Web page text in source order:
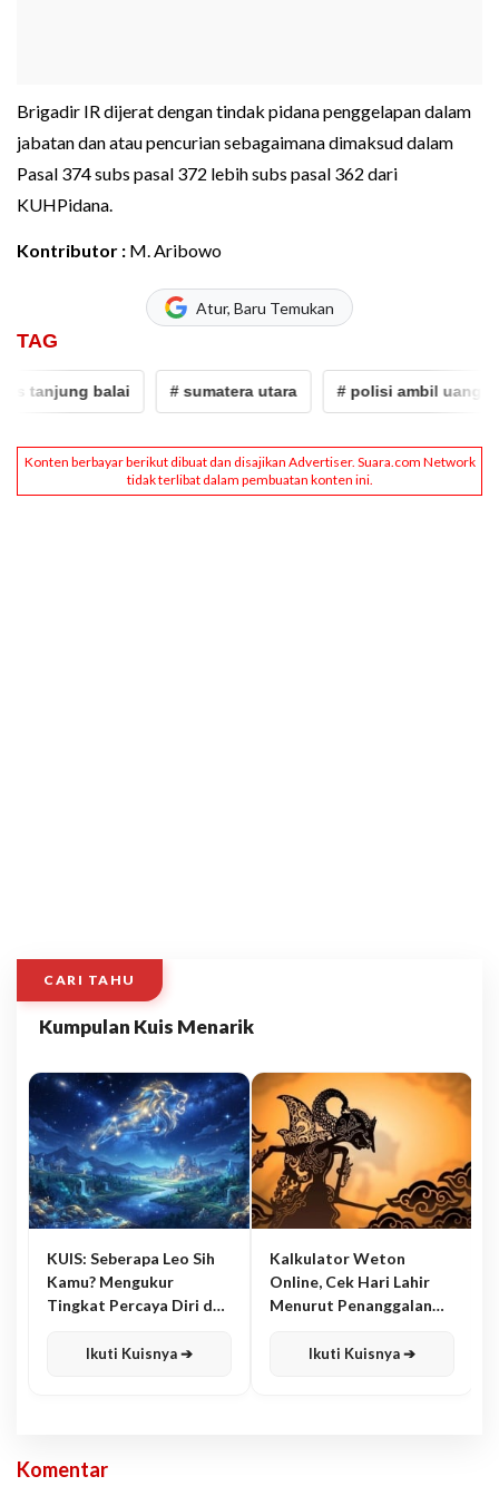
Brigadir IR dijerat dengan tindak pidana penggelapan dalam
jabatan dan atau pencurian sebagaimana dimaksud dalam
Pasal 374 subs pasal 372 lebih subs pasal 362 dari
KUHPidana.
Kontributor : M. Aribowo
Atur, Baru Temukan
TAG
balai # sumatera utara # polisi ambil uang atm
CARI TAHU
Kumpulan Kuis Menarik
KUIS: Seberapa Leo Sih
Kamu? Mengukur
Tingkat Percaya Diri dan
Ikuti Kuisnya ➔
Kalkulator Weton
Online, Cek Hari Lahir
Menurut Penanggalan
Ikuti Kuisnya ➔
Komentar